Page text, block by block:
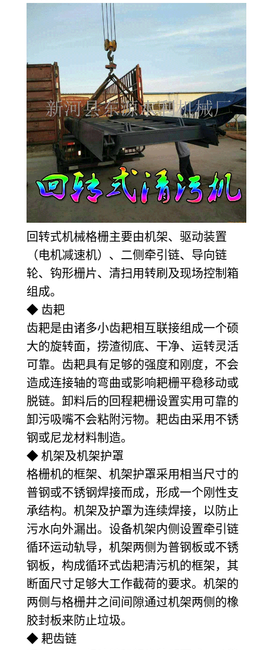
回转式机械格栅主要由机架、驱动装置
（电机减速机）、二侧牵引链、导向链
轮、钩形栅片、清扫用转刷及现场控制箱
组成。
◆ 齿耙
齿耙是由诸多小齿耙相互联接组成一个硕
大的旋转面，捞渣彻底、干净、运转灵活
可靠。齿耙具有足够的强度和刚度，不会
造成连接轴的弯曲或影响耙栅平稳移动或
脱链。卸料后的回程耙栅设置实用可靠的
卸污吸嘴不会粘附污物。耙齿由采用不锈
钢或尼龙材料制造。
◆ 机架及机架护罩
格栅机的框架、机架护罩采用相当尺寸的
普钢或不锈钢焊接而成，形成一个刚性支
承结构。机架及护罩为连续焊接，以防止
污水向外漏出。设备机架内侧设置牵引链
循环运动轨导，机架两侧为普钢板或不锈
钢板，构成循环式齿耙清污机的框架，其
断面尺寸足够大工作截荷的要求。机架的
两侧与格栅井之间间隙通过机架两侧的橡
胶封板来防止垃圾。
◆ 耙齿链